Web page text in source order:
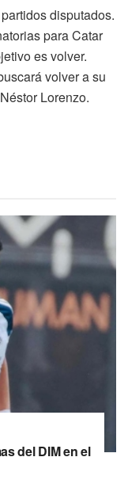
disputados.
para Catar
es volver.
volver a su
Lorenzo.
del DIM en el